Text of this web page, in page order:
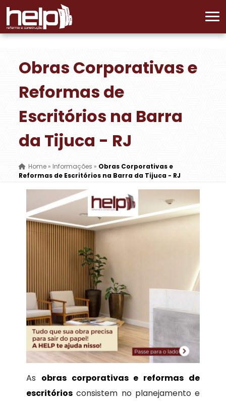
Obras Corporativas e
Reformas de
Escritórios na Barra
da Tijuca - RJ
Home»Informações » Obras Corporativas e
Reformas de Escritórios na Barra da Tijuca - RJ
As obras corporativas e reformas de
escritórios consistem no planejamento e